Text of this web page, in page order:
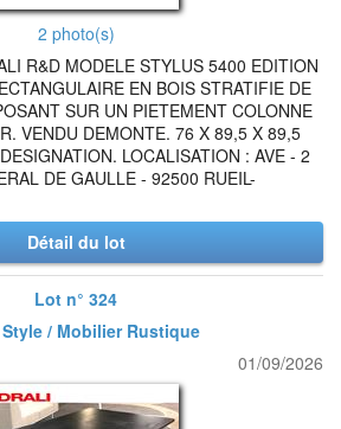
2 photo(s)
R&D MODELE STYLUS 5400 EDITION
EN BOIS STRATIFIE DE
SUR UN PIETEMENT COLONNE
VENDU DEMONTE. 76 X 89,5 X 89,5
LOCALISATION : AVE - 2
DE GAULLE - 92500 RUEIL-
Détail du lot
Lot n° 324
/ Mobilier Rustique
01/09/2026